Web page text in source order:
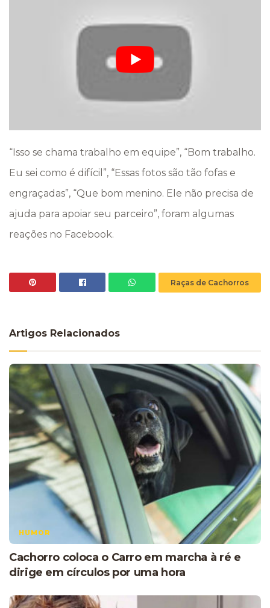
“Isso se chama trabalho em equipe”, “Bom trabalho.
Eu sei como é difícil”, “Essas fotos são tão fofas e
engraçadas”, “Que bom menino. Ele não precisa de
ajuda para apoiar seu parceiro”, foram algumas
reações no Facebook.
Raças de Cachorros
Artigos Relacionados
HUMOR
Cachorro coloca o Carro em marcha à ré e
dirige em círculos por uma hora